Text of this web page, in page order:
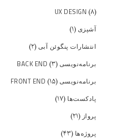
UX DESIGN (۸)
آشپزی (۱)
انتشارات پنگوئن آبی (۲)
برنامه‌نویسی BACK END (۳)
برنامه‌نویسی FRONT END (۱۵)
پادکست‌ها (۱۷)
پرواز (۲۱)
پروژه‌ها (۴۳)